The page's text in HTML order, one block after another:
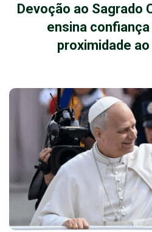
Devoção ao Sagrado
ensina
proximidade